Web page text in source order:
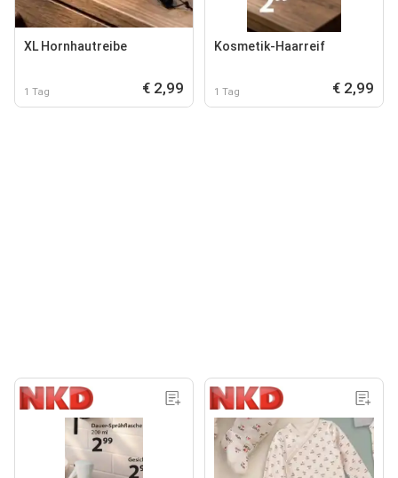
XL Hornhautreibe
1 Tag € 2,99
Kosmetik-Haarreif
1 Tag € 2,99